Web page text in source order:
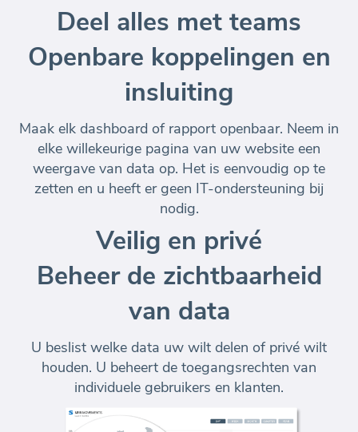
Deel alles met teams
Openbare koppelingen en
insluiting
Maak elk dashboard of rapport openbaar. Neem in
elke willekeurige pagina van uw website een
weergave van data op. Het is eenvoudig op te
zetten en u heeft er geen IT-ondersteuning bij
nodig.
Veilig en privé
Beheer de zichtbaarheid
van data
U beslist welke data uw wilt delen of privé wilt
houden. U beheert de toegangsrechten van
individuele gebruikers en klanten.